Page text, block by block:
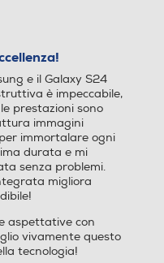
USB
USB Type-C
AI
Senza AI
impronte digitali
e il Galaxy S24
è impeccabile,
prestazioni sono
immagini
immortalare ogni
durata e mi
senza problemi.
migliora
aspettative con
vivamente questo
tecnologia!